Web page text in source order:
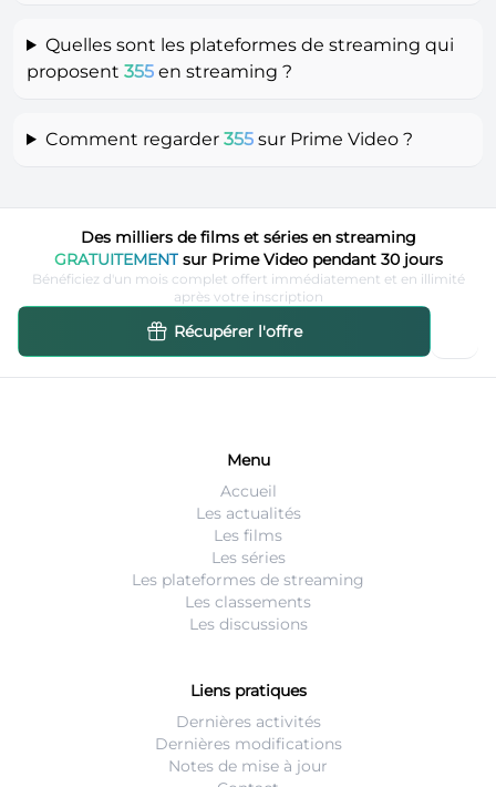
Quelles sont les plateformes de streaming qui
proposent 355 en streaming ?
Comment regarder 355sur Prime Video ?
Des milliers de films et séries en streaming
GRATUITEMENTsur Prime Video pendant 30 jours
Bénéficiez d'un mois complet offert immédiatement et en illimité
après votre inscription
Récupérer l'offre
Menu
Accueil
Les actualités
Les films
Les séries
Les plateformes de streaming
Les classements
Les discussions
Liens pratiques
Dernières activités
Dernières modifications
Notes de mise à jour